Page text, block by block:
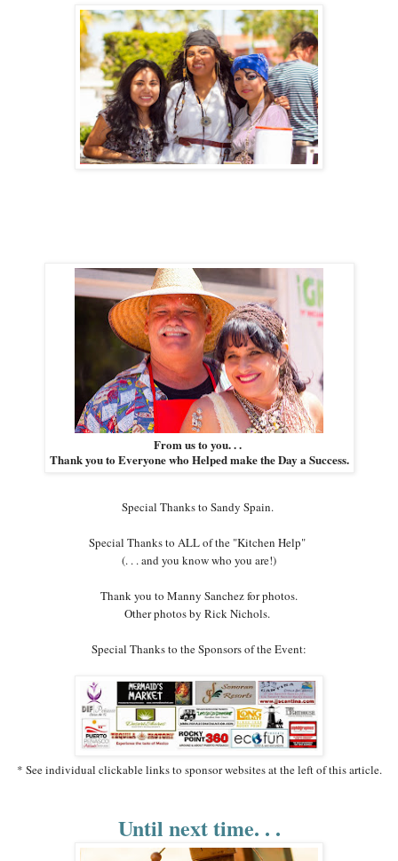
From us to you. . .
Thank you to Everyone who Helped make the Day a Success.
Special Thanks to Sandy Spain.
Special Thanks to ALL of the "Kitchen Help"
(. . . and you know who you are!)
Thank you to Manny Sanchez for photos.
Other photos by Rick Nichols.
Special Thanks to the Sponsors of the Event:
* See individual clickable links to sponsor websites at the left of this article.
Until next time. . .